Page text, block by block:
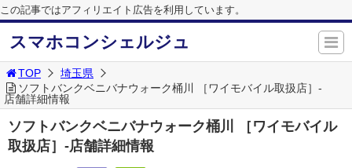
この記事ではアフィリエイト広告を利用しています。
スマホコンシェルジュ
TOP
埼玉県
ソフトバンクベニバナウォーク桶川 ［ワイモバイル取扱店］-
店舗詳細情報
ソフトバンクベニバナウォーク桶川 ［ワイモバイル
取扱店］-店舗詳細情報